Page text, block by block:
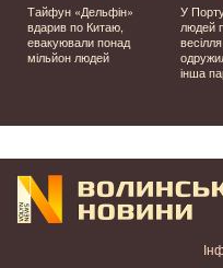
Тайфун «Дельфін»
вдарив по Китаю,
евакуювали понад
мільйон людей
У
людей
інша